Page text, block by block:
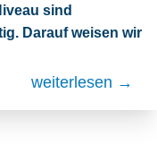
sind
Darauf weisen wir
weiterlesen →